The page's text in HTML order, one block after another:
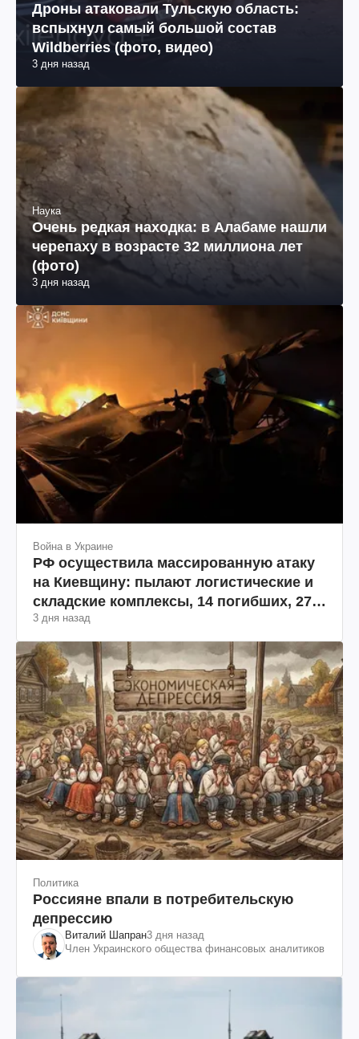
Дроны атаковали Тульскую область:
вспыхнул самый большой состав
Wildberries (фото, видео)
3 дня назад
Наука
Очень редкая находка: в Алабаме нашли
черепаху в возрасте 32 миллиона лет
(фото)
3 дня назад
Война в Украине
РФ осуществила массированную атаку
на Киевщину: пылают логистические и
складские комплексы, 14 погибших, 27
раненых (фото, видео)
3 дня назад
Политика
Россияне впали в потребительскую
депрессию
Виталий Шапран3 дня назад
Член Украинского общества финансовых аналитиков